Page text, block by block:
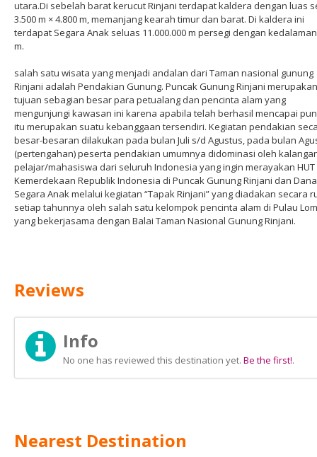
utara.Di sebelah barat kerucut Rinjani terdapat kaldera dengan luas
3.500 m × 4.800 m, memanjang kearah timur dan barat. Di kaldera ini
terdapat Segara Anak seluas 11.000.000 m persegi dengan
m.
salah satu wisata yang menjadi andalan dari Taman nasional gunung
Rinjani adalah Pendakian Gunung. Puncak Gunung Rinjani merupakan
tujuan sebagian besar para petualang dan pencinta alam yang
mengunjungi kawasan ini karena apabila telah berhasil mencapai
itu merupakan suatu kebanggaan tersendiri. Kegiatan pendakian
besar-besaran dilakukan pada bulan Juli s/d Agustus, pada bulan
(pertengahan) peserta pendakian umumnya didominasi oleh
pelajar/mahasiswa dari seluruh Indonesia yang ingin merayakan HUT
Kemerdekaan Republik Indonesia di Puncak Gunung Rinjani dan
Segara Anak melalui kegiatan “Tapak Rinjani” yang diadakan secara
setiap tahunnya oleh salah satu kelompok pencinta alam di Pulau
yang bekerjasama dengan Balai Taman Nasional Gunung Rinjani.
Reviews
Info
No one has reviewed this destination yet. Be the first!.
Nearest Destination